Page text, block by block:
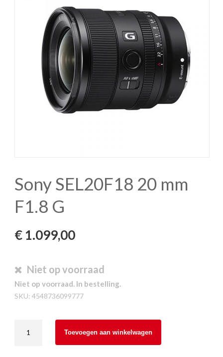
Sony SEL20F18 20 mm
F1.8 G
€ 1.099,00
Niet op voorraad
Niet op voorraad. In bestelling.
SKU: 4548736099777
SEL20F18
Toevoegen aan winkelwagen